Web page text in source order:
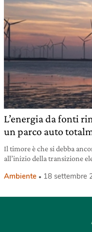
L’energia da fonti
un parco auto
Il timore è che si debba
all’inizio della transizione
Ambiente 18 settembre